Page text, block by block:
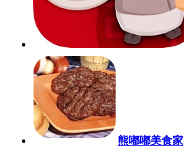
熊嘟嘟美食家